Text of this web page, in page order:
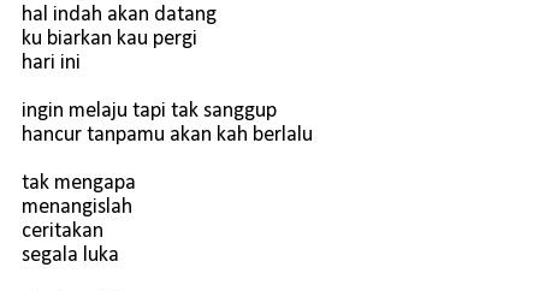
hal indah akan datang
ku biarkan kau pergi
hari ini
ingin melaju tapi tak sanggup
hancur tanpamu akan kah berlalu
tak mengapa
menangislah
ceritakan
segala luka